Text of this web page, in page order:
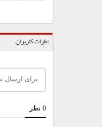
نظرات کاربران